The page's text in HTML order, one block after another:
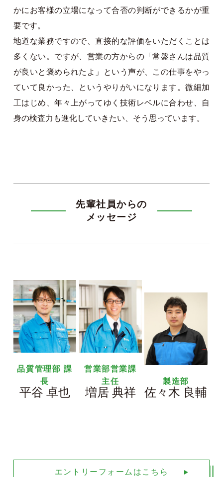
かにお客様の立場になって合否の判断ができるかが重
要です。
地道な業務ですので、直接的な評価をいただくことは
多くない。ですが、営業の方からの「常盤さんは品質
が良いと褒められたよ」という声が、この仕事をやっ
ていて良かった、というやりがいになります。微細加
工はじめ、年々上がってゆく技術レベルに合わせ、自
身の検査力も進化していきたい、そう思っています。
先輩社員からの
メッセージ
品質管理部 課
長
平谷 卓也
営業部営業課
主任
増居 典祥
製造部
佐々木 良輔
エントリーフォームはこちら